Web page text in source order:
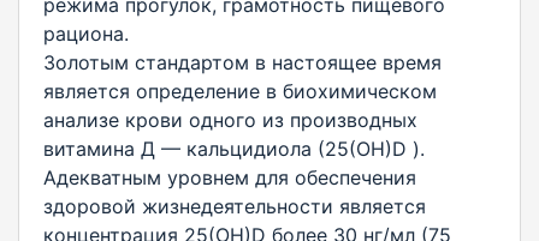
режима прогулок, грамотность пищевого
рациона.
Золотым стандартом в настоящее время
является определение в биохимическом
анализе крови одного из производных
витамина Д — кальцидиола (25(ОН)D ).
Адекватным уровнем для обеспечения
здоровой жизнедеятельности является
концентрация 25(ОН)D более 30 нг/мл (75